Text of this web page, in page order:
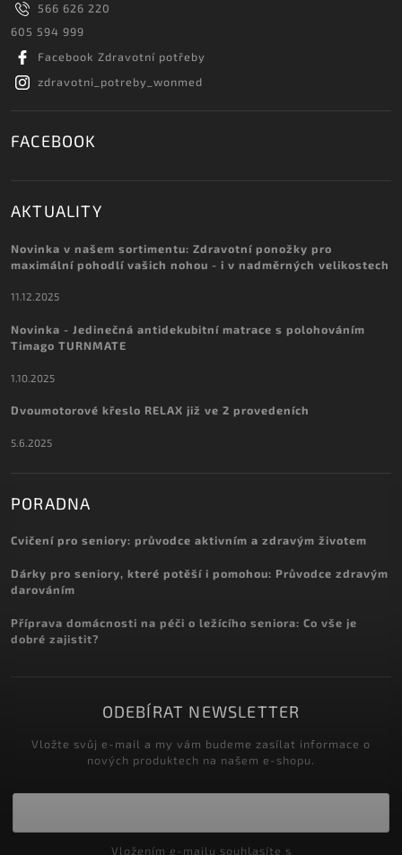
566 626 220
605 594 999
Facebook Zdravotní potřeby
zdravotni_potreby_wonmed
FACEBOOK
AKTUALITY
Novinka v našem sortimentu: Zdravotní ponožky pro
maximální pohodlí vašich nohou - i v nadměrných velikostech
11.12.2025
Novinka - Jedinečná antidekubitní matrace s polohováním
Timago TURNMATE
1.10.2025
Dvoumotorové křeslo RELAX již ve 2 provedeních
5.6.2025
PORADNA
Cvičení pro seniory: průvodce aktivním a zdravým životem
Dárky pro seniory, které potěší i pomohou: Průvodce zdravým
darováním
Příprava domácnosti na péči o ležícího seniora: Co vše je
dobré zajistit?
ODEBÍRAT NEWSLETTER
Vložte svůj e-mail a my vám budeme zasílat informace o
nových produktech na našem e-shopu.